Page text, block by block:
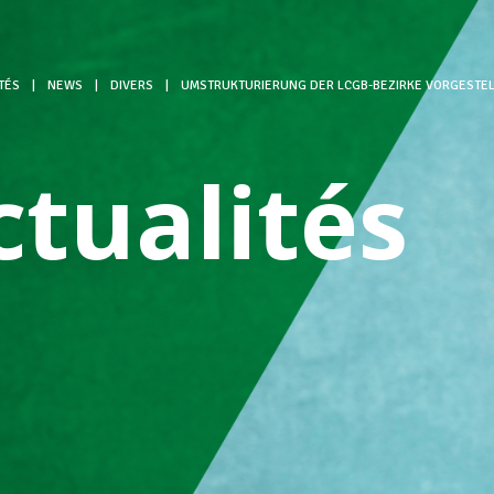
NEWS DIVERS UMSTRUKTURIERUNG DER LCGB-BEZIRKE